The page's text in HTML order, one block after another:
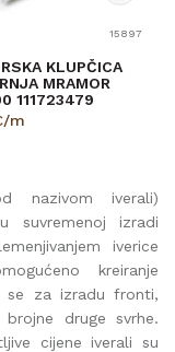
15897
KLUPČICA
MRAMOR
111723479
m
nazivom iverali)
suvremenoj izradi
iverice
kreiranje
se za izradu fronti,
druge svrhe.
cijene iverali su